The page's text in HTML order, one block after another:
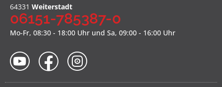
64331 Weiterstadt
06151-785387-0
Mo-Fr, 08:30 - 18:00 Uhr und Sa, 09:00 - 16:00 Uhr